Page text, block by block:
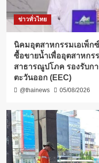
ข่าวทั่วไทย
นิคมอุตสาหกรรมเอเพ็ก
ซื้อขายน้ำเพื่ออุตสาหกร
สาธารณูปโภค รองรับก
ตะวันออก (EEC)
@thainews 05/08/2026